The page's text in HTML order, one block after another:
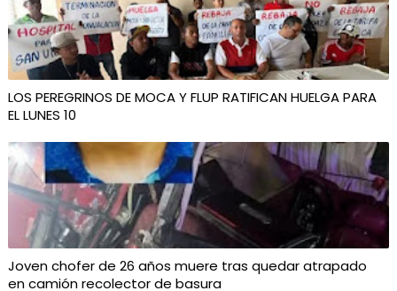
LOS PEREGRINOS DE MOCA Y FLUP RATIFICAN HUELGA PARA
EL LUNES 10
Joven chofer de 26 años muere tras quedar atrapado
en camión recolector de basura